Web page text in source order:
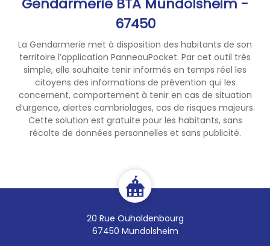
67450
La Gendarmerie met à disposition des habitants de son
territoire l’application PanneauPocket. Par cet outil très
simple, elle souhaite tenir informés en temps réel les
citoyens des informations de prévention qui les
concernent, comportement à tenir en cas de situation
d’urgence, alertes cambriolages, cas de risques majeurs.
Cette solution est gratuite pour les habitants, sans
récolte de données personnelles et sans publicité.
20 Rue Ouhaldenbourg
67450 Mundolsheim